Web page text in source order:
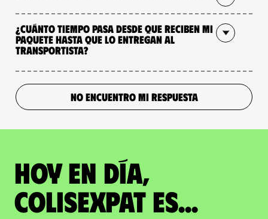
¿Cuánto tiempo pasa desde que reciben mi
paquete hasta que lo entregan al
transportista?
NO ENCUENTRO MI RESPUESTA
Hoy en día,
ColisExpat es...